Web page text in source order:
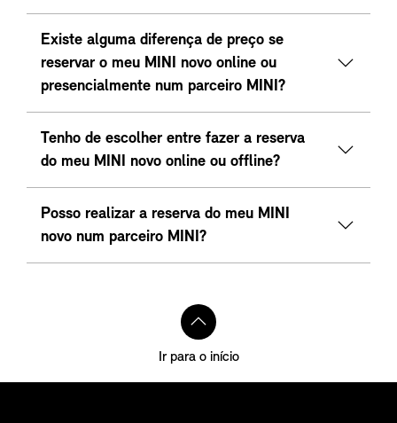
Existe alguma diferença de preço se
reservar o meu MINI novo online ou
presencialmente num parceiro MINI?
Tenho de escolher entre fazer a reserva
do meu MINI novo online ou offline?
Posso realizar a reserva do meu MINI
novo num parceiro MINI?
Ir para o início